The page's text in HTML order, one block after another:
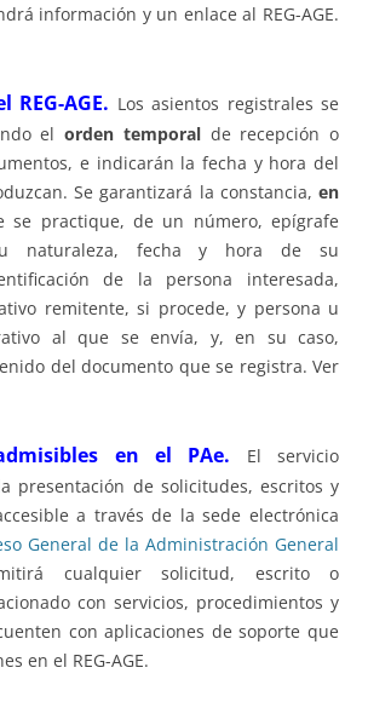
información y un enlace al REG-AGE.
AGE. Los asientos registrales se
elorden temporalde recepción o
e indicarán la fecha y hora del
Se garantizará la constancia, en
se practique, de un número, epígrafe
naturaleza, fecha y hora de su
de la persona interesada,
remitente, si procede, y persona u
al que se envía, y, en su caso,
del documento que se registra. Ver
en el PAe.
El servicio
presentación de solicitudes, escritos y
a través de la sede electrónica
General de la Administración General
cualquier solicitud, escrito o
con servicios, procedimientos y
con aplicaciones de soporte que
en el REG-AGE.